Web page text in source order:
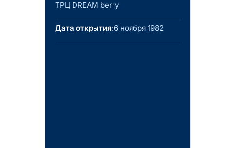
ТРЦ DREAM berry
Дата открытия:6 ноября 1982